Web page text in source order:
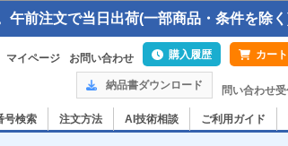
午前注文で当日出荷(一部商品・条件を除
マイページ お問い合わせ 購入履歴 カー
納品書ダウンロード 問い合わせ
号検索 注文方法 AI技術相談 ご利用ガイド